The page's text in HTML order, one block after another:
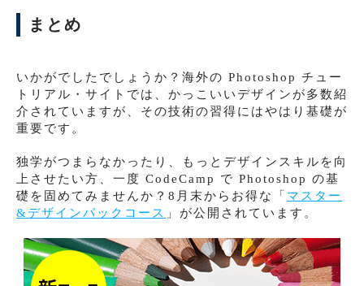
まとめ
いかがでしたでしょうか？海外の Photoshop チュー
トリアル・サイトでは、かっこいいデザインが多数紹
介されていますが、その技術の習得にはやはり基礎が
重要です。
独学がつまらなかったり、もっとデザインスキルを向
上させたい方、一度 CodeCamp で Photoshop の基
礎を固めてみませんか？8月末からお得な「 マスター
&デザインパックコース 」が公開されています。